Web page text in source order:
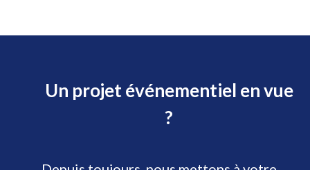
Un projet événementiel en vue
?